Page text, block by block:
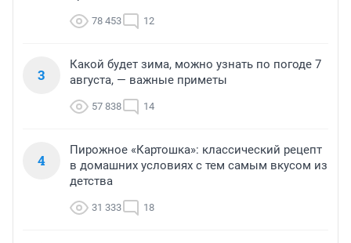
78 453 12
3
Какой будет зима, можно узнать по погоде 7
августа, — важные приметы
57 838 14
4
Пирожное «Картошка»: классический рецепт
в домашних условиях с тем самым вкусом из
детства
31 333 18